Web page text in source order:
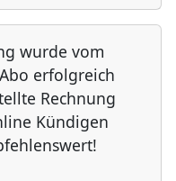
wurde vom
erfolgreich
Rechnung
Kündigen